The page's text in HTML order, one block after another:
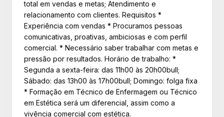
total em vendas e metas; Atendimento e
relacionamento com clientes. Requisitos *
Experiência com vendas * Procuramos pessoas
comunicativas, proativas, ambiciosas e com perfil
comercial. * Necessário saber trabalhar com metas e
pressão por resultados. Horário de trabalho: *
Segunda a sexta-feira: das 11h00 às 20h00bull;
Sábado: das 13h00 às 17h00bull; Domingo: folga fixa
* Formação em Técnico de Enfermagem ou Técnico
em Estética será um diferencial, assim como a
vivência comercial com estética.